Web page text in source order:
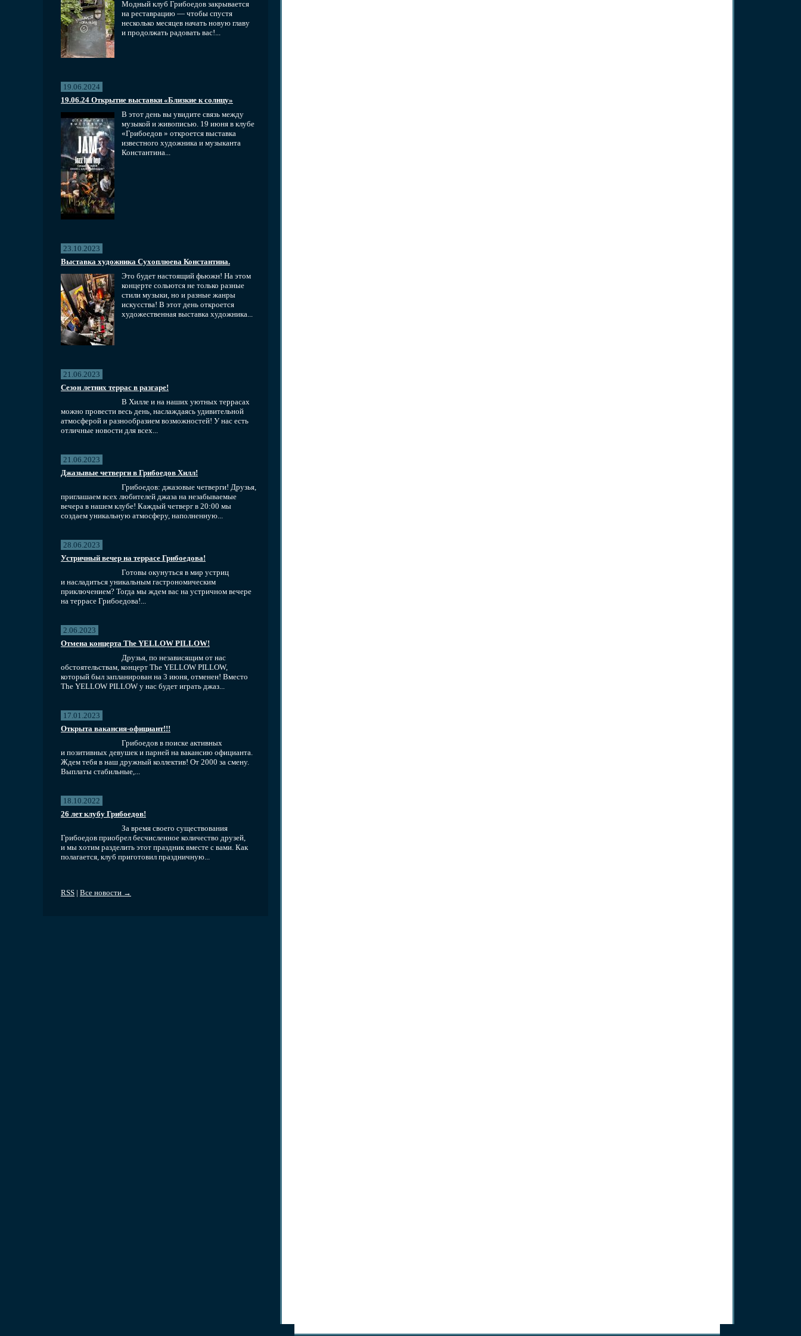
Модный клуб Грибоедов закрывается
на реставрацию — чтобы спустя
несколько месяцев начать новую главу
и продолжать радовать вас!...
19.06.2024
19.06.24 Открытие выставки «Близкие к солнцу»
В этот день вы увидите связь между
музыкой и живописью. 19 июня в клубе
«Грибоедов » откроется выставка
известного художника и музыканта
Константина...
23.10.2023
Выставка художника Сухоплюева Константина.
Это будет настоящий фьюжн! На этом
концерте сольются не только разные
стили музыки, но и разные жанры
искусства! В этот день откроется
художественная выставка художника...
21.06.2023
Сезон летних террас в разгаре!
В Хилле и на наших уютных террасах
можно провести весь день, наслаждаясь удивительной
атмосферой и разнообразием возможностей! У нас есть
отличные новости для всех...
21.06.2023
Джазывые четверги в Грибоедов Хилл!
Грибоедов: джазовые четверги! Друзья,
приглашаем всех любителей джаза на незабываемые
вечера в нашем клубе! Каждый четверг в 20:00 мы
создаем уникальную атмосферу, наполненную...
28.06.2023
Устричный вечер на террасе Грибоедова!
Готовы окунуться в мир устриц
и насладиться уникальным гастрономическим
приключением? Тогда мы ждем вас на устричном вечере
на террасе Грибоедова!...
2.06.2023
Отмена концерта The YELLOW PILLOW!
Друзья, по независящим от нас
обстоятельствам, концерт The YELLOW PILLOW,
который был запланирован на 3 июня, отменен! Вместо
The YELLOW PILLOW у нас будет играть джаз...
17.01.2023
Открыта вакансия-официант!!!
Грибоедов в поиске активных
и позитивных девушек и парней на вакансию официанта.
Ждем тебя в наш дружный коллектив! От 2000 за смену.
Выплаты стабильные,...
18.10.2022
26 лет клубу Грибоедов!
За время своего существования
Грибоедов приобрел бесчисленное количество друзей,
и мы хотим разделить этот праздник вместе с вами. Как
полагается, клуб приготовил праздничную...
RSS | Все новости →